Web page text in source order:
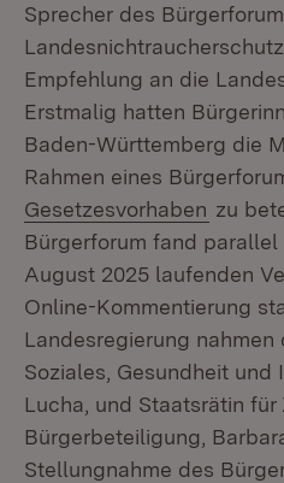
Sprecher des
Empfehlung an die
Erstmalig hatten
Baden-Württemberg die
Rahmen eines
Gesetzesvorhaben zu
Bürgerforum fand parallel
August 2025 laufenden
Online-Kommentierung
Landesregierung nahmen
Soziales, Gesundheit und
Lucha, und Staatsrätin
Bürgerbeteiligung,
Stellungnahme des